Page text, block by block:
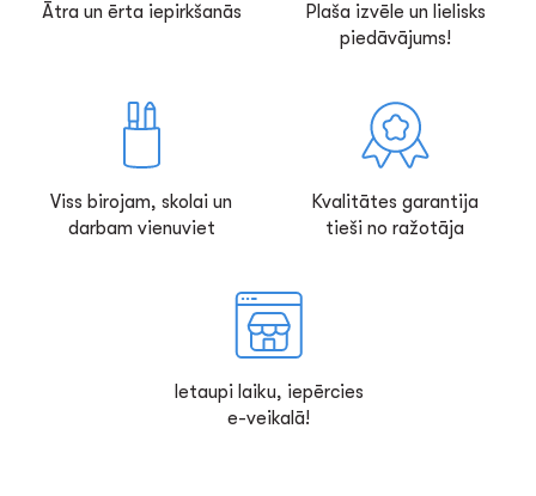
Ātra un ērta iepirkšanās
Plaša izvēle un lielisks
piedāvājums!
Viss birojam, skolai un
darbam vienuviet
Kvalitātes garantija
tieši no ražotāja
Ietaupi laiku, iepērcies
e-veikalā!